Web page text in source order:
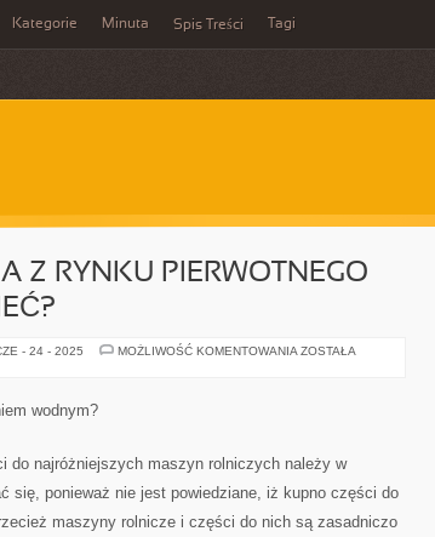
Kategorie Minuta Spis Treści Tagi
Z RYNKU PIERWOTNEGO –
- 24 - 2025 MOŻLIWOŚĆ KOMENTOWANIA ZAKUP
WIEDZIEĆ?
ZOSTAŁA
wodnym?
do najróżniejszych maszyn rolniczych należy w
się, ponieważ nie jest powiedziane, iż kupno części do
maszyny rolnicze i części do nich są zasadniczo